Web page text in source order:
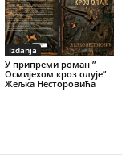
Izdanja
У припреми роман ”
Осмијехом кроз олује”
Жељка Несторовића